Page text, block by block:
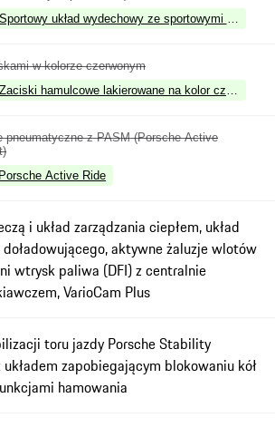
Sportowy układ wydechowy ze sportowymi
w kolorze czerwonym
Zaciski hamulcowe lakierowane na kolor czarny
pneumatyczne z PASM (Porsche Active
Porsche Active Ride
i układ zarządzania ciepłem, układ
aktywne żaluzje wlotów
wtrysk paliwa (DFI) z centralnie
VarioCam Plus
toru jazdy Porsche Stability
zapobiegającym blokowaniu kół
hamowania